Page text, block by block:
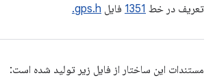
تعریف در خط 1351 فایل gps.h.
مستندات این ساختار از فایل زیر تولید شده است: